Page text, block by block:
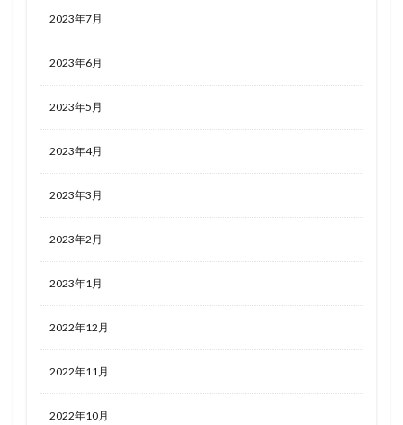
2023年7月
2023年6月
2023年5月
2023年4月
2023年3月
2023年2月
2023年1月
2022年12月
2022年11月
2022年10月